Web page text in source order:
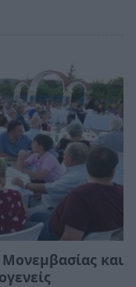
και